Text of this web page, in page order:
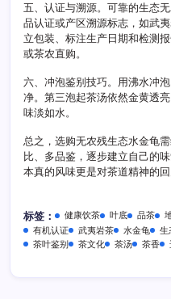
五、认证与溯源。可靠的生态
品认证或产区溯源标志，如武
立包装、标注生产日期和检测
或茶农直购。
六、冲泡鉴别技巧。用沸水冲
净。第三泡起茶汤依然金黄透
味淡如水。
总之，选购无农残生态水金龟
比、多品鉴，逐步建立自己的
本真的风味更是对茶道精神的回
标签： 健康饮茶 叶底 品茶
有机认证
武夷岩茶 水金龟 生
茶叶鉴别
茶文化 茶汤 茶香